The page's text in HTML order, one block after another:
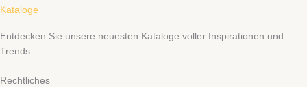
Kataloge
Entdecken Sie unsere neuesten Kataloge voller Inspirationen und
Trends.
Rechtliches